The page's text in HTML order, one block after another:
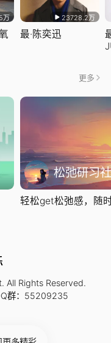
万 23728.2万
最·陈奕迅
更多
松弛研习社
轻松get松弛感，随
All Rights Reserved.
群：55209235